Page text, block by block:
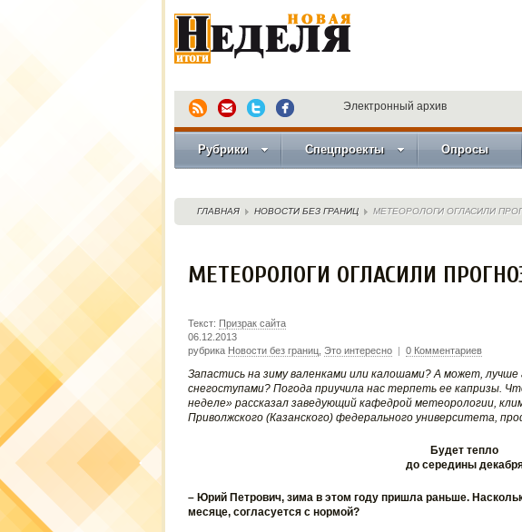
Электронный архив
Рубрики Спецпроекты Опросы
ГЛАВНАЯ НОВОСТИ БЕЗ ГРАНИЦ МЕТЕОРОЛОГИ ОГЛАСИЛИ
МЕТЕОРОЛОГИ ОГЛАСИЛИ
Текст: Призрак сайта
06.12.2013
рубрика Новости без границ, Это интересно | 0 Комментариев
Запастись на зиму валенками или калошами? А может,
снегоступами? Погода приучила нас терпеть ее капризы.
неделе» рассказал заведующий кафедрой метеорологии,
Приволжского (Казанского) федерального университета,
Будет тепло
до середины
– Юрий Петрович, зима в этом году пришла раньше.
месяце, согласуется с нормой?